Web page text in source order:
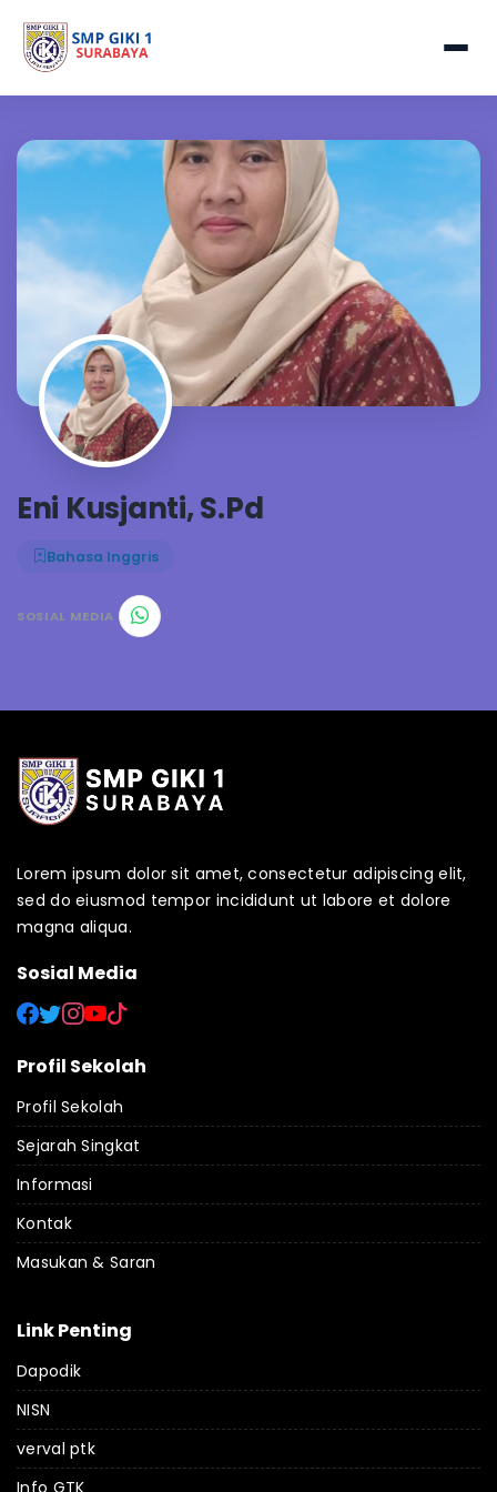
Eni Kusjanti, S.Pd
Bahasa Inggris
SOSIAL MEDIA
Lorem ipsum dolor sit amet, consectetur adipiscing elit,
sed do eiusmod tempor incididunt ut labore et dolore
magna aliqua.
Sosial Media
Profil Sekolah
Profil Sekolah
Sejarah Singkat
Informasi
Kontak
Masukan & Saran
Link Penting
Dapodik
NISN
verval ptk
Info GTK